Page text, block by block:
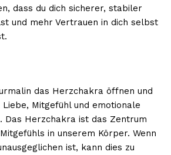
dass du dich sicherer, stabiler
und mehr Vertrauen in dich selbst
das Herzchakra öffnen und
Mitgefühl und emotionale
Das Herzchakra ist das Zentrum
in unserem Körper. Wenn
ist, kann dies zu